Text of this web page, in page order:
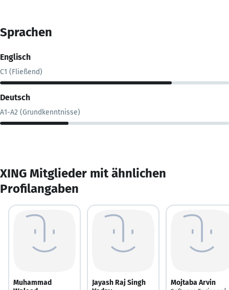
Sprachen
Englisch
C1 (Fließend)
Deutsch
A1-A2 (Grundkenntnisse)
XING Mitglieder mit ähnlichen
Profilangaben
Muhammad
Jayash Raj Singh
Mojtaba Arvin